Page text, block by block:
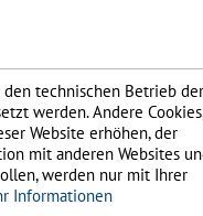
technischen Betrieb der
werden. Andere
Website erhöhen, der
mit anderen Websites
werden nur mit Ihrer
Informationen